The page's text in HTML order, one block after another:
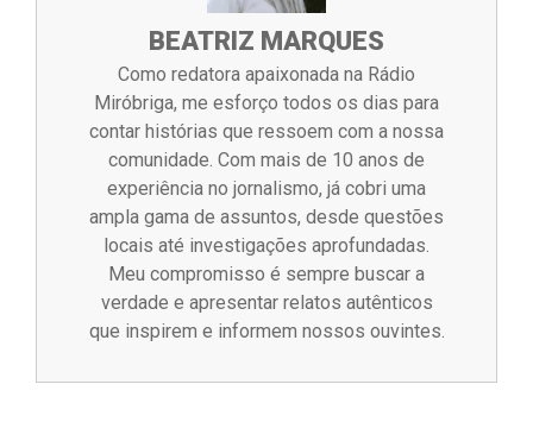
BEATRIZ MARQUES
Como redatora apaixonada na Rádio
Miróbriga, me esforço todos os dias para
contar histórias que ressoem com a nossa
comunidade. Com mais de 10 anos de
experiência no jornalismo, já cobri uma
ampla gama de assuntos, desde questões
locais até investigações aprofundadas.
Meu compromisso é sempre buscar a
verdade e apresentar relatos autênticos
que inspirem e informem nossos ouvintes.